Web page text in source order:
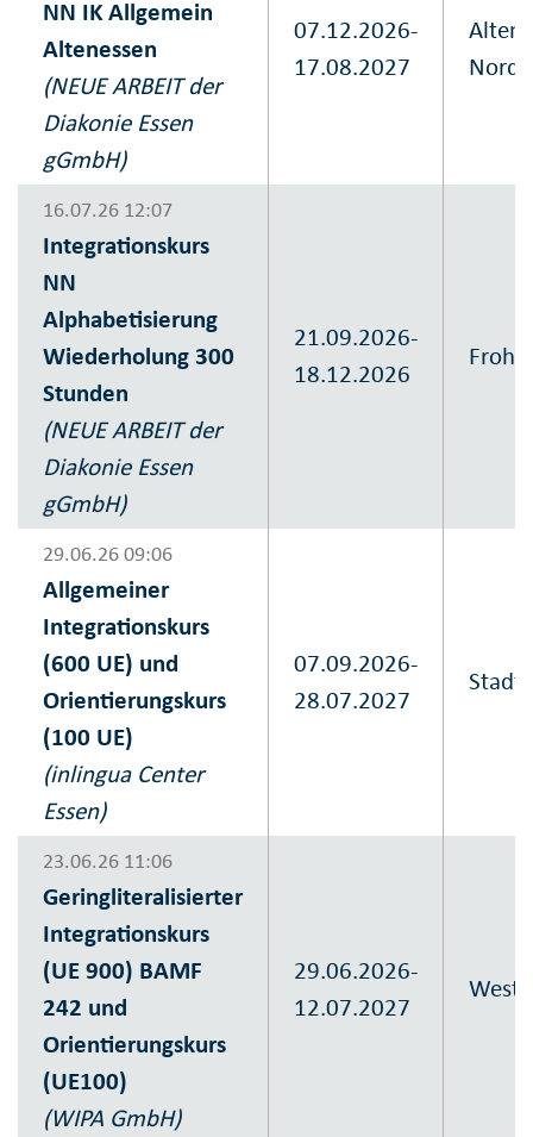
NN IK Allgemein
Altenessen
(NEUE ARBEIT der
Diakonie Essen
gGmbH)
07.12.2026-
17.08.2027
Nord
16.07.26 12:07
Integrationskurs
NN
Alphabetisierung
Wiederholung 300
Stunden
(NEUE ARBEIT der
Diakonie Essen
gGmbH)
21.09.2026-
18.12.2026
29.06.26 09:06
Allgemeiner
Integrationskurs
(600 UE) und
Orientierungskurs
(100 UE)
(inlingua Center
Essen)
07.09.2026-
28.07.2027
23.06.26 11:06
Geringliteralisierter
Integrationskurs
(UE 900) BAMF
242 und
Orientierungskurs
(UE100)
(WIPA GmbH)
29.06.2026-
12.07.2027